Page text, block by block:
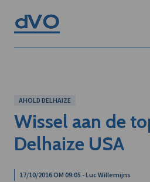
AHOLD DELHAIZE
Wissel aan de
Delhaize USA
17/10/2016 OM 09:05 - Luc Willemijns